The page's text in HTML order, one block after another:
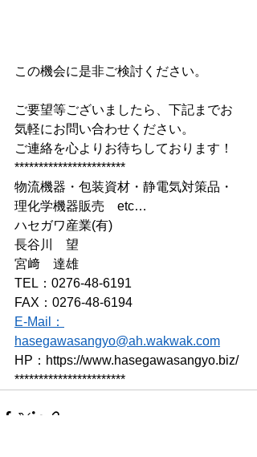
この機会に是非ご検討ください。
ご要望等ございましたら、下記までお
気軽にお問い合わせください。
ご連絡を心よりお待ちしております！
***********************
物流機器・包装資材・静電気対策品・
理化学機器販売　etc…
ハセガワ産業(有)
長谷川　望
宮﨑　達雄
TEL：0276-48-6191
FAX：0276-48-6194
E-Mail：
hasegawasangyo@ah.wakwak.com
HP：https://www.hasegawasangyo.biz/
***********************